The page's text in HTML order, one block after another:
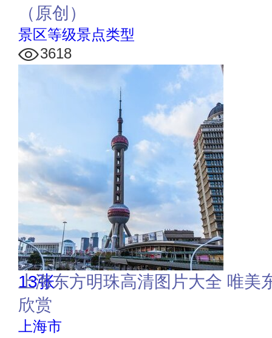
（原创）
景区等级景点类型
3618
13张
上海东方明珠高清图片大全 唯美
欣赏
上海市